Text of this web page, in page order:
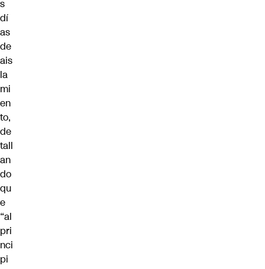
s
dí
as
de
ais
la
mi
en
to,
de
tall
an
do
qu
e
“al
pri
nci
pi